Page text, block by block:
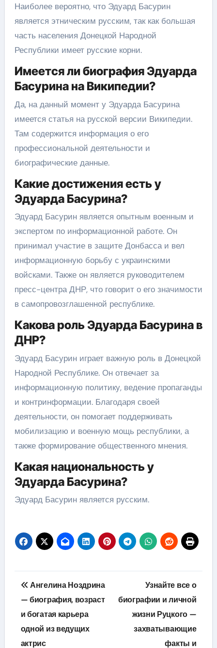
Наиболее вероятно, что Эдуард Басурин
является этническим русским, так как большая
часть населения Донецкой Народной
Республики имеет русские корни.
Имеется ли биография Эдуарда
Басурина на Википедии?
Да, на данный момент у Эдуарда Басурина
имеется статья на русской версии Википедии.
Там содержится информация о его
профессиональной деятельности и
биографические данные.
Какие достижения есть у
Эдуарда Басурина?
Эдуард Басурин является опытным военным и
экспертом по информационной работе. Он
принимал участие в защите Донбасса и вел
информационную борьбу с украинскими
войсками. Также он является руководителем
пресс-центра ДНР, что говорит о его значимости
в самопровозглашенной республике.
Какова роль Эдуарда Басурина в
ДНР?
Эдуард Басурин играет важную роль в Донецкой
Народной Республике. Он отвечает за
информационную политику, ведение пропаганды
и контринформации. Благодаря своей
деятельности, он помогает поддерживать
мобилизацию и военную мощь республики, а
также формирование общественного мнения.
Какая национальность у
Эдуарда Басурина?
Эдуард Басурин является русским.
Навигация
по
записям
Ангелина Ноздрина
— биография, возраст
и богатая карьера
одной из ведущих
актрис
Узнайте все о
биографии и личной
жизни Руцкого —
захватывающие
факты и